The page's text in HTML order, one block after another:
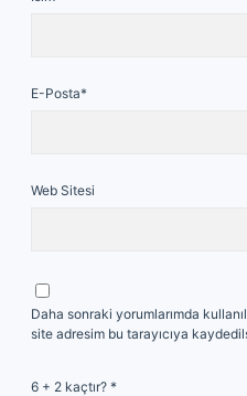
E-Posta*
Web Sitesi
Daha sonraki yorumlarımda
site adresim bu tarayıcıya
6 + 2 kaçtır? *